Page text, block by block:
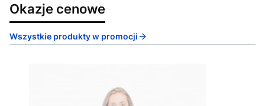
Okazje cenowe
Wszystkie produkty w promocji